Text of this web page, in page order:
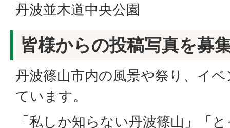
丹波並木道中央公園
皆様からの投稿写真を募
丹波篠山市内の風景や祭り、イ
ています。
「私しか知らない丹波篠山」「